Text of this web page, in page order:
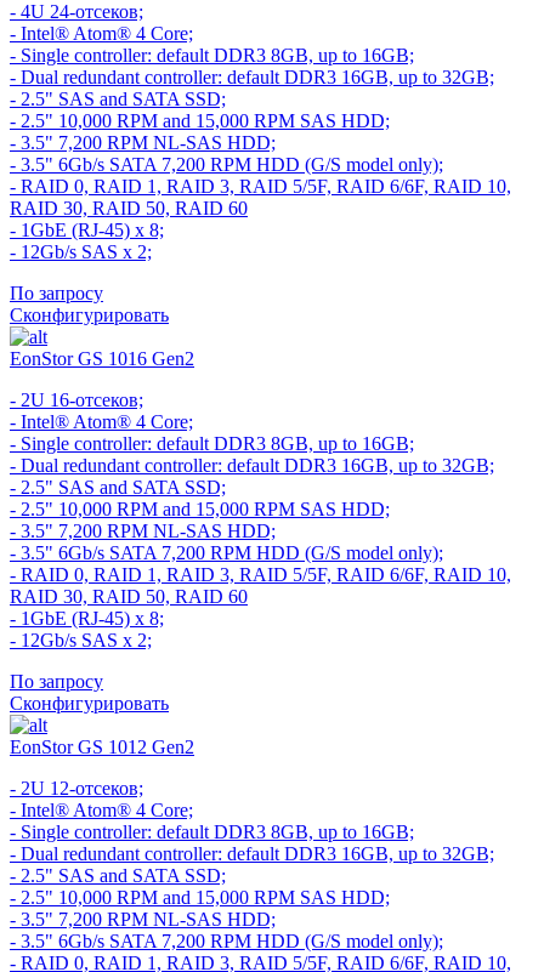
- 4U 24-отсеков;
- Intel® Atom® 4 Core;
- Single controller: default DDR3 8GB, up to 16GB;
- Dual redundant controller: default DDR3 16GB, up to 32GB;
- 2.5" SAS and SATA SSD;
- 2.5" 10,000 RPM and 15,000 RPM SAS HDD;
- 3.5" 7,200 RPM NL-SAS HDD;
- 3.5" 6Gb/s SATA 7,200 RPM HDD (G/S model only);
- RAID 0, RAID 1, RAID 3, RAID 5/5F, RAID 6/6F, RAID 10,
RAID 30, RAID 50, RAID 60
- 1GbE (RJ-45) x 8;
- 12Gb/s SAS x 2;
По запросу
Сконфигурировать
EonStor GS 1016 Gen2
- 2U 16-отсеков;
- Intel® Atom® 4 Core;
- Single controller: default DDR3 8GB, up to 16GB;
- Dual redundant controller: default DDR3 16GB, up to 32GB;
- 2.5" SAS and SATA SSD;
- 2.5" 10,000 RPM and 15,000 RPM SAS HDD;
- 3.5" 7,200 RPM NL-SAS HDD;
- 3.5" 6Gb/s SATA 7,200 RPM HDD (G/S model only);
- RAID 0, RAID 1, RAID 3, RAID 5/5F, RAID 6/6F, RAID 10,
RAID 30, RAID 50, RAID 60
- 1GbE (RJ-45) x 8;
- 12Gb/s SAS x 2;
По запросу
Сконфигурировать
EonStor GS 1012 Gen2
- 2U 12-отсеков;
- Intel® Atom® 4 Core;
- Single controller: default DDR3 8GB, up to 16GB;
- Dual redundant controller: default DDR3 16GB, up to 32GB;
- 2.5" SAS and SATA SSD;
- 2.5" 10,000 RPM and 15,000 RPM SAS HDD;
- 3.5" 7,200 RPM NL-SAS HDD;
- 3.5" 6Gb/s SATA 7,200 RPM HDD (G/S model only);
- RAID 0, RAID 1, RAID 3, RAID 5/5F, RAID 6/6F, RAID 10,